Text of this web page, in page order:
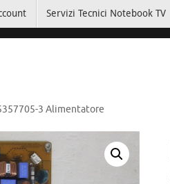
Servizi Tecnici Notebook TV
3 Alimentatore